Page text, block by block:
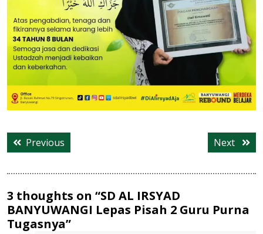
Post
navigation
Previous
post:
Next Next
post:
3 thoughts on “SD AL IRSYAD
BANYUWANGI Lepas Pisah 2 Guru Purna
Tugasnya”